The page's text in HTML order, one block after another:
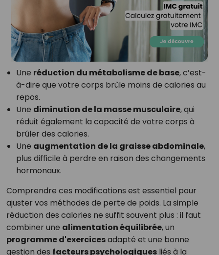
Une réduction du métabolisme de base, c’est-
à-dire que votre corps brûle moins de calories au
repos.
Une diminution de la masse musculaire, qui
réduit également la capacité de votre corps à
brûler des calories.
Une augmentation de la graisse abdominale,
plus difficile à perdre en raison des changements
hormonaux.
Comprendre ces modifications est essentiel pour
ajuster vos méthodes de perte de poids. La simple
réduction des calories ne suffit souvent plus : il faut
combiner une alimentation équilibrée, un
programme d'exercicesadapté et une bonne
gestion des facteurs psychologiquesliés à la